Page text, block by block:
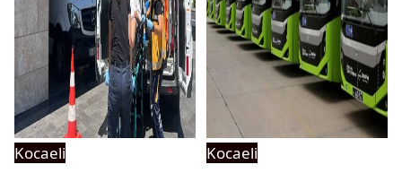
Kocaeli
Kocaeli